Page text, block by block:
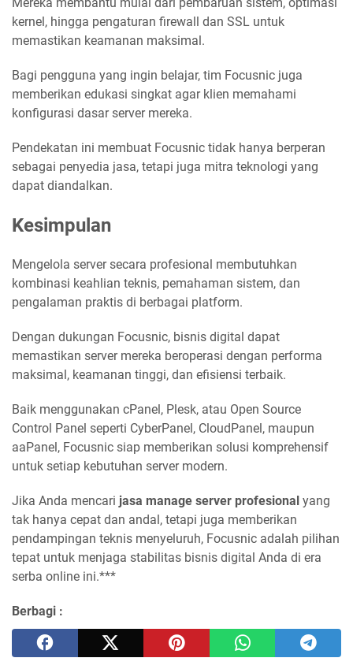
kernel, hingga pengaturan firewall dan SSL untuk
memastikan keamanan maksimal.
Bagi pengguna yang ingin belajar, tim Focusnic juga
memberikan edukasi singkat agar klien memahami
konfigurasi dasar server mereka.
Pendekatan ini membuat Focusnic tidak hanya berperan
sebagai penyedia jasa, tetapi juga mitra teknologi yang
dapat diandalkan.
Kesimpulan
Mengelola server secara profesional membutuhkan
kombinasi keahlian teknis, pemahaman sistem, dan
pengalaman praktis di berbagai platform.
Dengan dukungan Focusnic, bisnis digital dapat
memastikan server mereka beroperasi dengan performa
maksimal, keamanan tinggi, dan efisiensi terbaik.
Baik menggunakan cPanel, Plesk, atau Open Source
Control Panel seperti CyberPanel, CloudPanel, maupun
aaPanel, Focusnic siap memberikan solusi komprehensif
untuk setiap kebutuhan server modern.
Jika Anda mencari jasa manage server profesional yang
tak hanya cepat dan andal, tetapi juga memberikan
pendampingan teknis menyeluruh, Focusnic adalah pilihan
tepat untuk menjaga stabilitas bisnis digital Anda di era
serba online ini.***
Berbagi :